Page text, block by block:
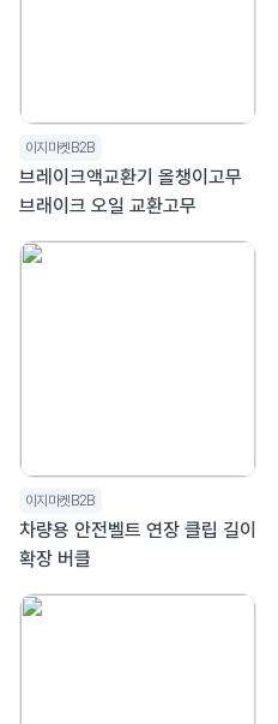
이지마켓B2B
브레이크액교환기 올챙이고무
브래이크 오일 교환고무
이지마켓B2B
차량용 안전벨트 연장 클립 길이
확장 버클